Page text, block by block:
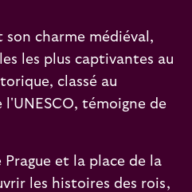
son charme médiéval,
les plus captivantes au
classé au
témoigne de
et la place de la
les histoires des rois,